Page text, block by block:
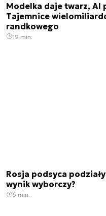
Modelka daje twarz, AI
Tajemnice
randkowego
19 min.
Rosja podsyca
wynik wyborczy?
6 min.